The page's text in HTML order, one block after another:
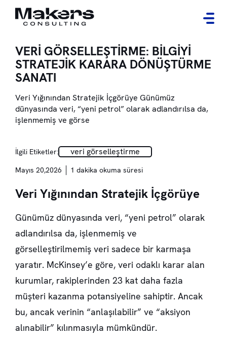
VERİ GÖRSELLEŞTİRME: BİLGİYİ
STRATEJİK KARARA DÖNÜŞTÜRME
SANATI
Veri Yığınından Stratejik İçgörüye Günümüz
dünyasında veri, “yeni petrol” olarak adlandırılsa da,
işlenmemiş ve görse
İlgili Etiketler: veri görselleştirme
Mayıs 20,2026 1 dakika okuma süresi
Veri Yığınından Stratejik İçgörüye
Günümüz dünyasında veri, “yeni petrol” olarak
adlandırılsa da, işlenmemiş ve
görselleştirilmemiş veri sadece bir karmaşa
yaratır. McKinsey’e göre, veri odaklı karar alan
kurumlar, rakiplerinden 23 kat daha fazla
müşteri kazanma potansiyeline sahiptir. Ancak
bu, ancak verinin “anlaşılabilir” ve “aksiyon
alınabilir” kılınmasıyla mümkündür.